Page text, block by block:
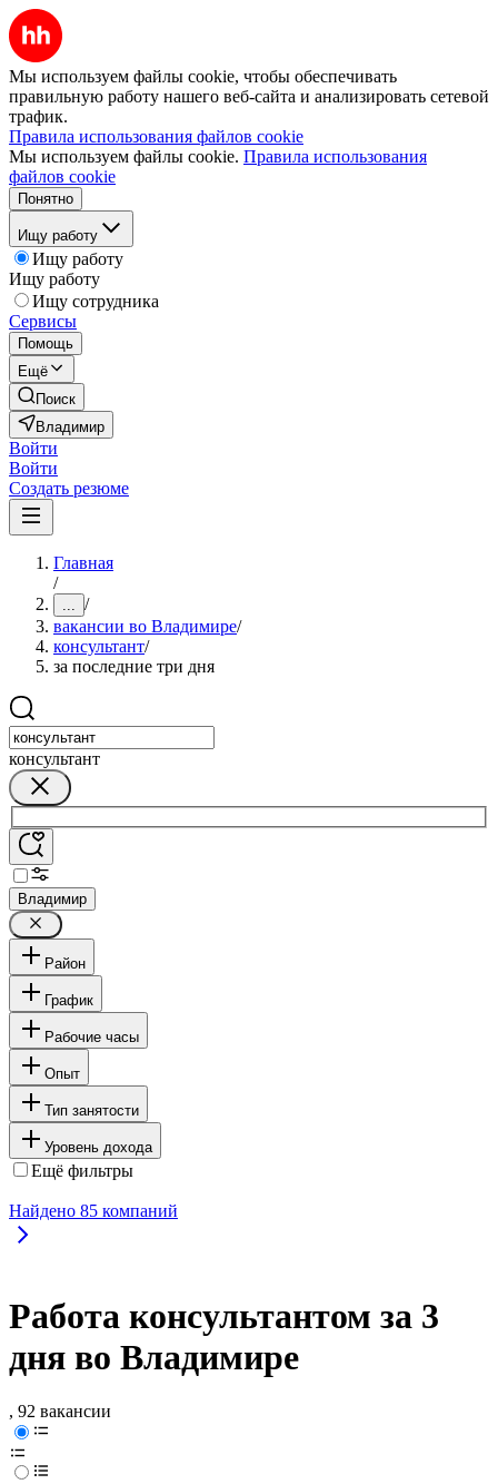
Мы используем файлы cookie, чтобы обеспечивать
правильную работу нашего веб-сайта и анализировать сетевой
трафик.
Правила использования файлов cookie
Мы используем файлы cookie. Правила использования
файлов cookie
Понятно
Ищу работу
Ищу работу
Ищу работу
Ищу сотрудника
Сервисы
Помощь
Ещё
Поиск
Владимир
Войти
Войти
Создать резюме
Главная
/
... /
вакансии во Владимире/
консультант/
за последние три дня
консультант
Владимир
Район
График
Рабочие часы
Опыт
Тип занятости
Уровень дохода
Ещё фильтры
Найдено 85 компаний
Работа консультантом за 3
дня во Владимире
, 92 вакансии